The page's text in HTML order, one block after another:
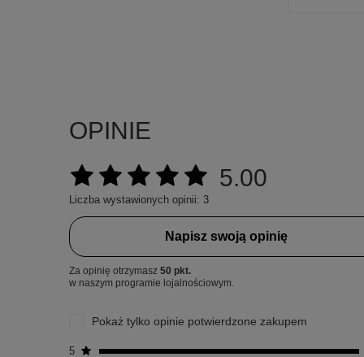
OPINIE
5.00
Liczba wystawionych opinii: 3
Napisz swoją opinię
Za opinię otrzymasz 50 pkt.
w naszym programie lojalnościowym.
Pokaż tylko opinie potwierdzone zakupem
5